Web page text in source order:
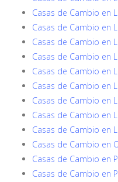
Casas de Cambio en
Casas de Cambio en
Casas de Cambio en
Casas de Cambio en
Casas de Cambio en
Casas de Cambio en
Casas de Cambio en
Casas de Cambio en
Casas de Cambio en
Casas de Cambio en
Casas de Cambio en
Casas de Cambio en